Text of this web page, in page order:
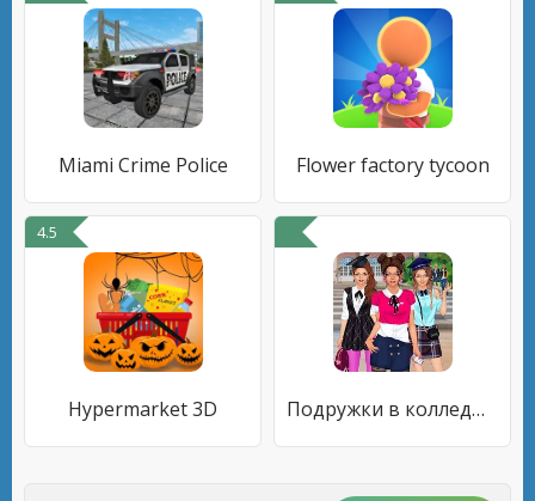
Miami Crime Police Flower factory tycoon
4.5
Hypermarket 3D Подружки в колледже - одевалки и макияж